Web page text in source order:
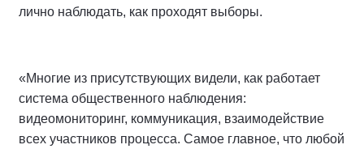
лично наблюдать, как проходят выборы.
«Многие из присутствующих видели, как работает
система общественного наблюдения:
видеомониторинг, коммуникация, взаимодействие
всех участников процесса. Самое главное, что любой